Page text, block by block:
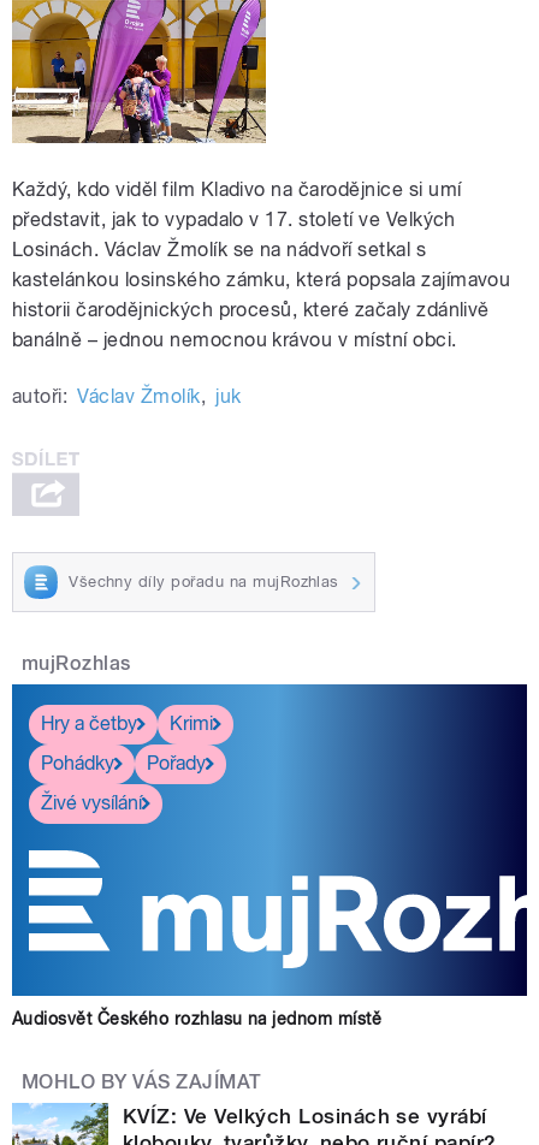
Každý, kdo viděl film Kladivo na čarodějnice si umí
představit, jak to vypadalo v 17. století ve Velkých
Losinách. Václav Žmolík se na nádvoří setkal s
kastelánkou losinského zámku, která popsala zajímavou
historii čarodějnických procesů, které začaly zdánlivě
banálně – jednou nemocnou krávou v místní obci.
autoři: Václav Žmolík, juk
Všechny díly pořadu na mujRozhlas
mujRozhlas
Hry a četby
Krimi
Pohádky
Pořady
Živé vysílání
Audiosvět Českého rozhlasu na jednom místě
MOHLO BY VÁS ZAJÍMAT
KVÍZ: Ve Velkých Losinách se vyrábí